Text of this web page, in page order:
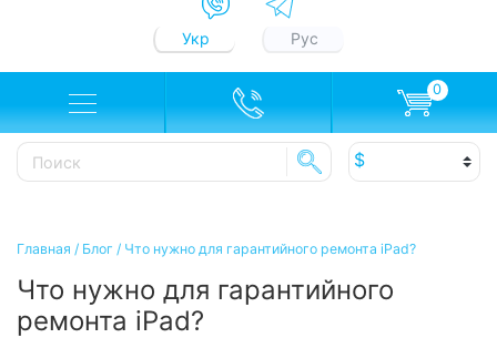
Укр Рус
0
Главная / Блог / Что нужно для гарантийного ремонта iPad?
Что нужно для гарантийного
ремонта iPad?